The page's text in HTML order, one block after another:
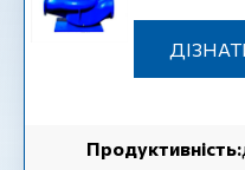
Продуктивність: